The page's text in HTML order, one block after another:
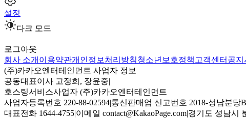
설정
다크 모드
로그아웃
회사 소개 이용약관개인정보처리방침청소년보호정책 고객센터 공지
(주)카카오엔터테인먼트 사업자 정보
공동대표이사 고정희, 장윤중|
호스팅서비스사업자 (주)카카오엔터테인먼트
사업자등록번호 220-88-02594|통신판매업 신고번호 2018-성남분당
대표전화 1644-4755|이메일 contact@KakaoPage.com|경기도 성남시